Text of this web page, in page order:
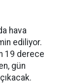
hava
ediliyor.
19 derece
gün